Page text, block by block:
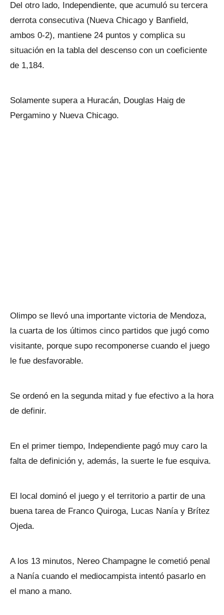
Del otro lado, Independiente, que acumuló su tercera
derrota consecutiva (Nueva Chicago y Banfield,
ambos 0-2), mantiene 24 puntos y complica su
situación en la tabla del descenso con un coeficiente
de 1,184.
Solamente supera a Huracán, Douglas Haig de
Pergamino y Nueva Chicago.
Olimpo se llevó una importante victoria de Mendoza,
la cuarta de los últimos cinco partidos que jugó como
visitante, porque supo recomponerse cuando el juego
le fue desfavorable.
Se ordenó en la segunda mitad y fue efectivo a la hora
de definir.
En el primer tiempo, Independiente pagó muy caro la
falta de definición y, además, la suerte le fue esquiva.
El local dominó el juego y el territorio a partir de una
buena tarea de Franco Quiroga, Lucas Nanía y Brítez
Ojeda.
A los 13 minutos, Nereo Champagne le cometió penal
a Nanía cuando el mediocampista intentó pasarlo en
el mano a mano.